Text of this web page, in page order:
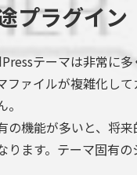
プラグイン
テーマは非常に
ファイルが複雑化し
の機能が多いと、将
ります。テーマ固有